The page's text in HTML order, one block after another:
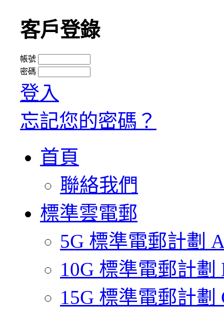
客戶登錄
帳號
密碼
登入
忘記您的密碼？
首頁
聯絡我們
標準雲電郵
5G 標準電郵計劃
10G 標準電郵計劃
15G 標準電郵計劃